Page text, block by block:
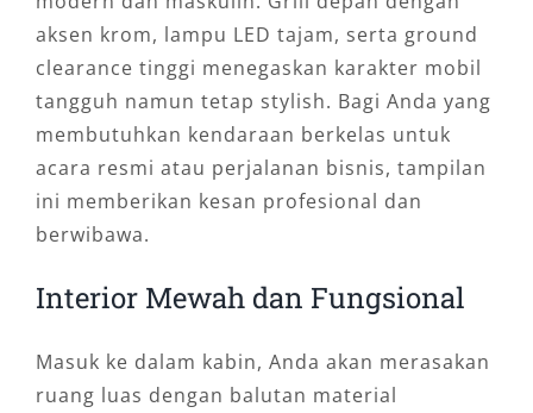
aksen krom, lampu LED tajam, serta ground
clearance tinggi menegaskan karakter mobil
tangguh namun tetap stylish. Bagi Anda yang
membutuhkan kendaraan berkelas untuk
acara resmi atau perjalanan bisnis, tampilan
ini memberikan kesan profesional dan
berwibawa.
Interior Mewah dan Fungsional
Masuk ke dalam kabin, Anda akan merasakan
ruang luas dengan balutan material